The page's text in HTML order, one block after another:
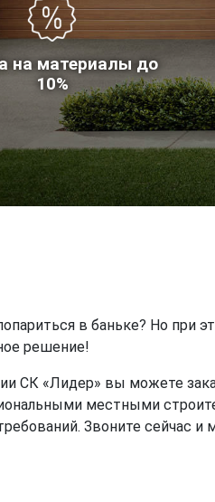
на материалы до
10%
в баньке? Но при
решение!
СК «Лидер» вы можете
местными
Звоните сейчас